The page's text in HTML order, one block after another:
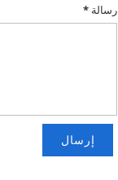
رسالة *